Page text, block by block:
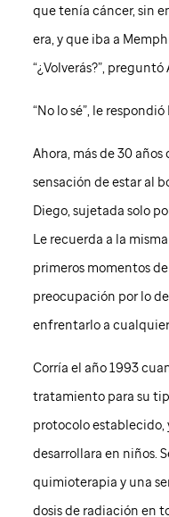
que tenía cáncer, sin
era, y que iba a
“¿Volverás?”, preguntó
“No lo sé”, le
Ahora, más de 30
sensación de estar al
Diego, sujetada solo
Le recuerda a la
primeros momentos
preocupación por lo
enfrentarlo a
Corría el año 1993
tratamiento para su
protocolo establecido,
desarrollara en niños.
quimioterapia y una
dosis de radiación en